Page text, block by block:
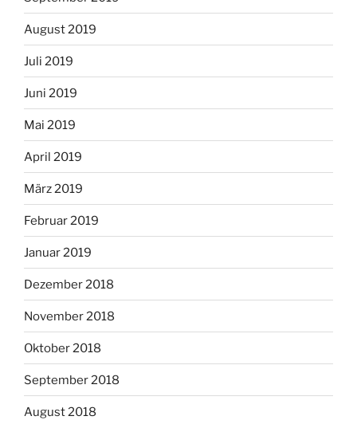
August 2019
Juli 2019
Juni 2019
Mai 2019
April 2019
März 2019
Februar 2019
Januar 2019
Dezember 2018
November 2018
Oktober 2018
September 2018
August 2018